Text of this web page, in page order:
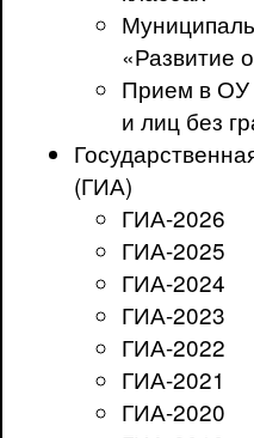
«Развитие
Прием в ОУ
и лиц без
(ГИА)
ГИА-2026
ГИА-2025
ГИА-2024
ГИА-2023
ГИА-2022
ГИА-2021
ГИА-2020